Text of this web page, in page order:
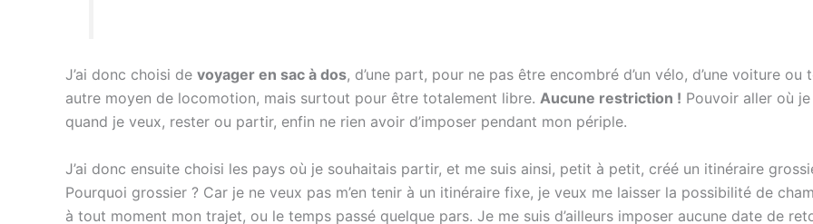
J’ai donc choisi de voyager en sac à dos, d’une part, pour ne pas être encombré d’un vélo, d’une voiture ou
autre moyen de locomotion, mais surtout pour être totalement libre. Aucune restriction ! Pouvoir aller où
quand je veux, rester ou partir, enfin ne rien avoir d’imposer pendant mon périple.
J’ai donc ensuite choisi les pays où je souhaitais partir, et me suis ainsi, petit à petit, créé un itinéraire
Pourquoi grossier ? Car je ne veux pas m’en tenir à un itinéraire fixe, je veux me laisser la possibilité de
à tout moment mon trajet, ou le temps passé quelque pars. Je me suis d’ailleurs imposer aucune date de